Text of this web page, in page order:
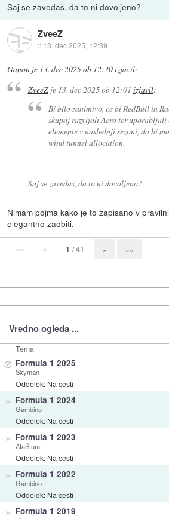
Saj se zavedaš, da to ni dovoljeno?
ZveeZ
:: 13. dec 2025, 12:39
Ganon je 13. dec 2025 ob 12:30izjavil:
ZveeZje 13. dec 2025 ob 12:01 izjavil:
Bi bilo zanimivo, ce bi RedBull in
skupaj razvijali Aero ter uporabljali
elemente v naslednji sezoni, da bi
wind tunnel allocation.
Saj se zavedaš, da to ni dovoljeno?
Nimam pojma kako je to zapisano v
elegantno zaobiti.
«« « 1 / 41 » »»
Vredno ogleda ...
Tema
⊘ Formula 1 2025
Skyman
Oddelek: Na cesti
» Formula 1 2024
Gambino
Oddelek: Na cesti
» Formula 1 2023
AtaŠtumf
Oddelek: Na cesti
» Formula 1 2022
Gambino
Oddelek: Na cesti
» Formula 1 2019